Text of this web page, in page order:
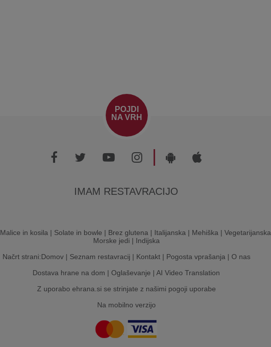
POJDI
NA VRH
|
IMAM RESTAVRACIJO
Malice in kosila | Solate in bowle | Brez glutena | Italijanska | Mehiška | Vegetarijanska
Morske jedi | Indijska
Načrt strani:Domov| Seznam restavracij | Kontakt| Pogosta vprašanja | O nas
Dostava hrane na dom | Oglaševanje | AI Video Translation
Z uporabo ehrana.si se strinjate z našimi pogoji uporabe
Na mobilno verzijo